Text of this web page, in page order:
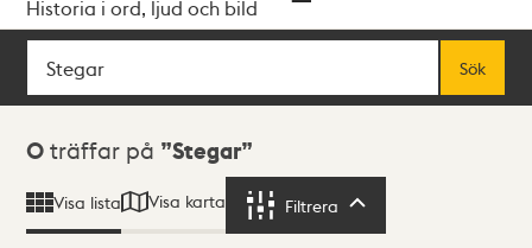
Historia i ord, ljud och bild
Sök
Sök
Sökresultat
0 träffar på Stegar
Visa lista Visa karta Filtrera